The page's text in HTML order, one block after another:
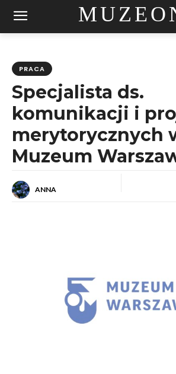
PRACA
Specjalista ds.
komunikacji i
merytorycznych
Muzeum
ANNA